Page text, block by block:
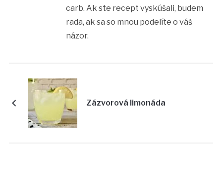
carb. Ak ste recept vyskúšali, budem
rada, ak sa so mnou podelíte o váš
názor.
Zázvorová limonáda